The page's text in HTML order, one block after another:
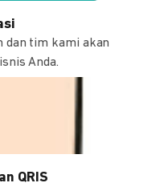
dan tim kami akan
Anda.
QRIS